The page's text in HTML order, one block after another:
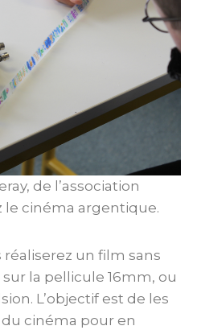
de l’association
le cinéma argentique.
réaliserez un film sans
la pellicule 16mm, ou
L’objectif est de les
cinéma pour en